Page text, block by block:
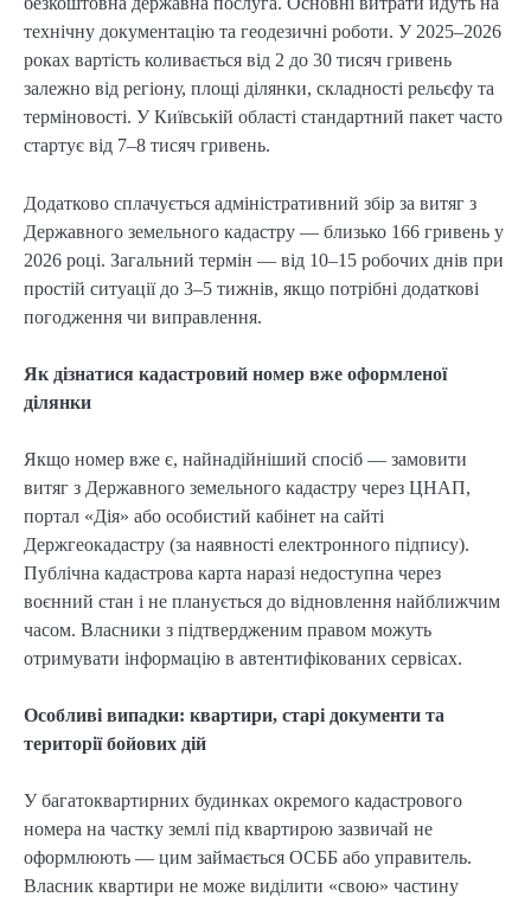
технічну документацію та геодезичні роботи. У 2025–2026
роках вартість коливається від 2 до 30 тисяч гривень
залежно від регіону, площі ділянки, складності рельєфу та
терміновості. У Київській області стандартний пакет часто
стартує від 7–8 тисяч гривень.
Додатково сплачується адміністративний збір за витяг з
Державного земельного кадастру — близько 166 гривень у
2026 році. Загальний термін — від 10–15 робочих днів при
простій ситуації до 3–5 тижнів, якщо потрібні додаткові
погодження чи виправлення.
Як дізнатися кадастровий номер вже оформленої
ділянки
Якщо номер вже є, найнадійніший спосіб — замовити
витяг з Державного земельного кадастру через ЦНАП,
портал «Дія» або особистий кабінет на сайті
Держгеокадастру (за наявності електронного підпису).
Публічна кадастрова карта наразі недоступна через
воєнний стан і не планується до відновлення найближчим
часом. Власники з підтвердженим правом можуть
отримувати інформацію в автентифікованих сервісах.
Особливі випадки: квартири, старі документи та
території бойових дій
У багатоквартирних будинках окремого кадастрового
номера на частку землі під квартирою зазвичай не
оформлюють — цим займається ОСББ або управитель.
Власник квартири не може виділити «свою» частину